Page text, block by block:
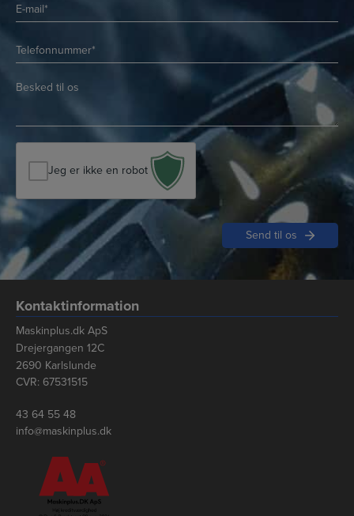
E-
mail
*
*
Telefon
*
*
Besked
*
Jeg er ikke en robot
Kontaktinformation
Maskinplus.dk ApS
Drejergangen 12C
2690 Karlslunde
CVR: 67531515
43 64 55 48
info@maskinplus.dk